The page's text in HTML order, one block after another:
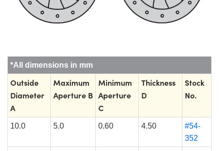
*All dimensions in mm
Outside
Diameter
A
Maximum
Aperture B
Minimum
Aperture
C
Thickness
D
Stock
No.
10.0 5.0 0.60 4.50
#54-
352